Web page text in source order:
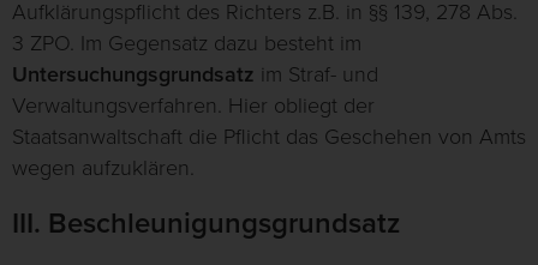
Aufklärungspflicht des Richters z.B. in §§ 139, 278 Abs.
3 ZPO. Im Gegensatz dazu besteht im
Untersuchungsgrundsatz im Straf- und
Verwaltungsverfahren. Hier obliegt der
Staatsanwaltschaft die Pflicht das Geschehen von Amts
wegen aufzuklären.
III. Beschleunigungsgrundsatz